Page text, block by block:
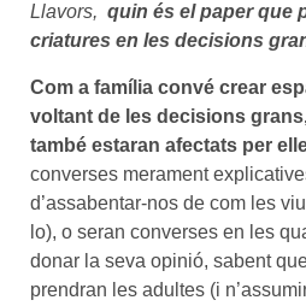
Llavors, quin és el paper que
criatures en les decisions
Com a família convé crear
voltant de les decisions
també estaran afectats per
converses merament
d’assabentar-nos de com les
lo), o seran converses en les
donar la seva opinió, sabent
prendran les adultes (i